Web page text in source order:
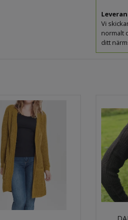
Vi
normalt
ditt